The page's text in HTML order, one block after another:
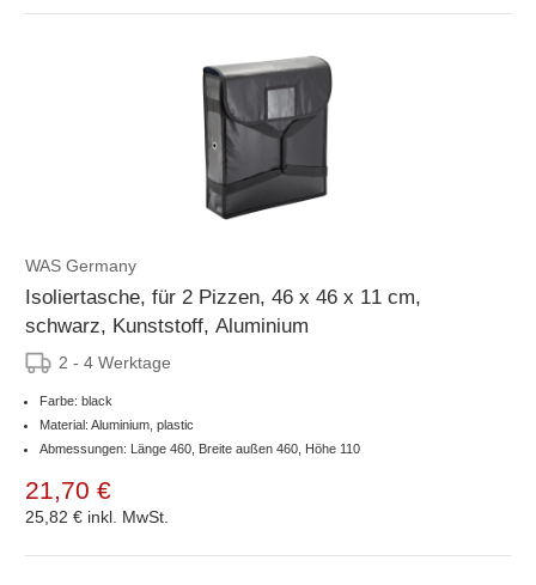
WAS Germany
Isoliertasche, für 2 Pizzen, 46 x 46 x 11 cm,
schwarz, Kunststoff, Aluminium
2 - 4 Werktage
Farbe: black
Material: Aluminium, plastic
Abmessungen: Länge 460, Breite außen 460, Höhe 110
21,70 €
25,82 € inkl. MwSt.